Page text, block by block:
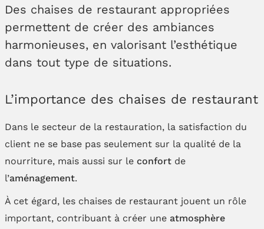
Des chaises de restaurant appropriées
permettent de créer des ambiances
harmonieuses, en valorisant l’esthétique
dans tout type de situations.
L’importance des chaises de restaurant
Dans le secteur de la restauration, la satisfaction du
client ne se base pas seulement sur la qualité de la
nourriture, mais aussi sur le confortde
l’aménagement.
À cet égard, les chaises de restaurant jouent un rôle
important, contribuant à créer une atmosphère